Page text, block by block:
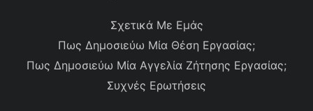
Σχετικά Με Εμάς
Πως Δημοσιεύω Μία Θέση Εργασίας;
Πως Δημοσιεύω Μία Αγγελία Ζήτησης Εργασίας;
Συχνές Ερωτήσεις